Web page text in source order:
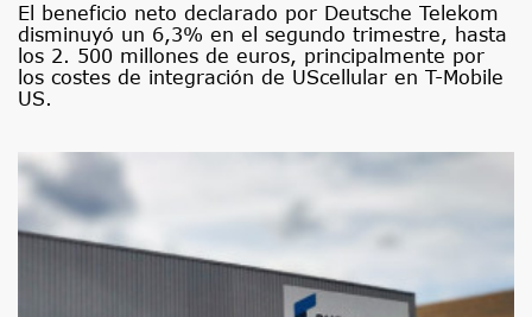
El beneficio neto declarado por Deutsche Telekom
disminuyó un 6,3% en el segundo trimestre, hasta
los 2. 500 millones de euros, principalmente por
los costes de integración de UScellular en T-Mobile
US.